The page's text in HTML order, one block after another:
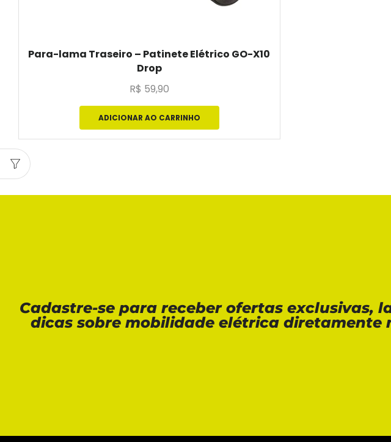
Para-lama Traseiro – Patinete Elétrico GO-X10
Drop
R$ 59,90
ADICIONAR AO CARRINHO
Cadastre-se para receber ofertas exclusivas,
dicas sobre mobilidade elétrica diretamente